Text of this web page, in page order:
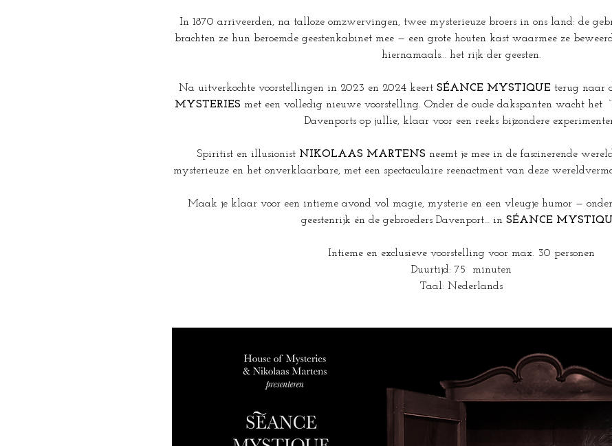
In 1870 arriveerden, na talloze omzwervingen, twee mysterieuze broers in ons land: de
brachten ze hun beroemde geestenkabinet mee — een grote houten kast waarmee ze
hiernamaals… het rijk der geesten.
Na uitverkochte voorstellingen in 2023 en 2024 keert SÉANCE MYSTIQUE terug naar
MYSTERIES met een volledig nieuwe voorstelling. Onder de oude dakspanten wacht het
Davenports op jullie, klaar voor een reeks bijzondere
Spiritist en illusionist NIKOLAAS MARTENS neemt je mee in de fascinerende
mysterieuze en het onverklaarbare, met een spectaculaire reenactment van deze
Maak je klaar voor een intieme avond vol magie, mysterie en een vleugje humor —
geestenrijk én de gebroeders Davenport… in SÉANCE
Intieme en exclusieve voorstelling voor max. 30 personen
Duurtijd: 75  minuten
Taal: Nederlands